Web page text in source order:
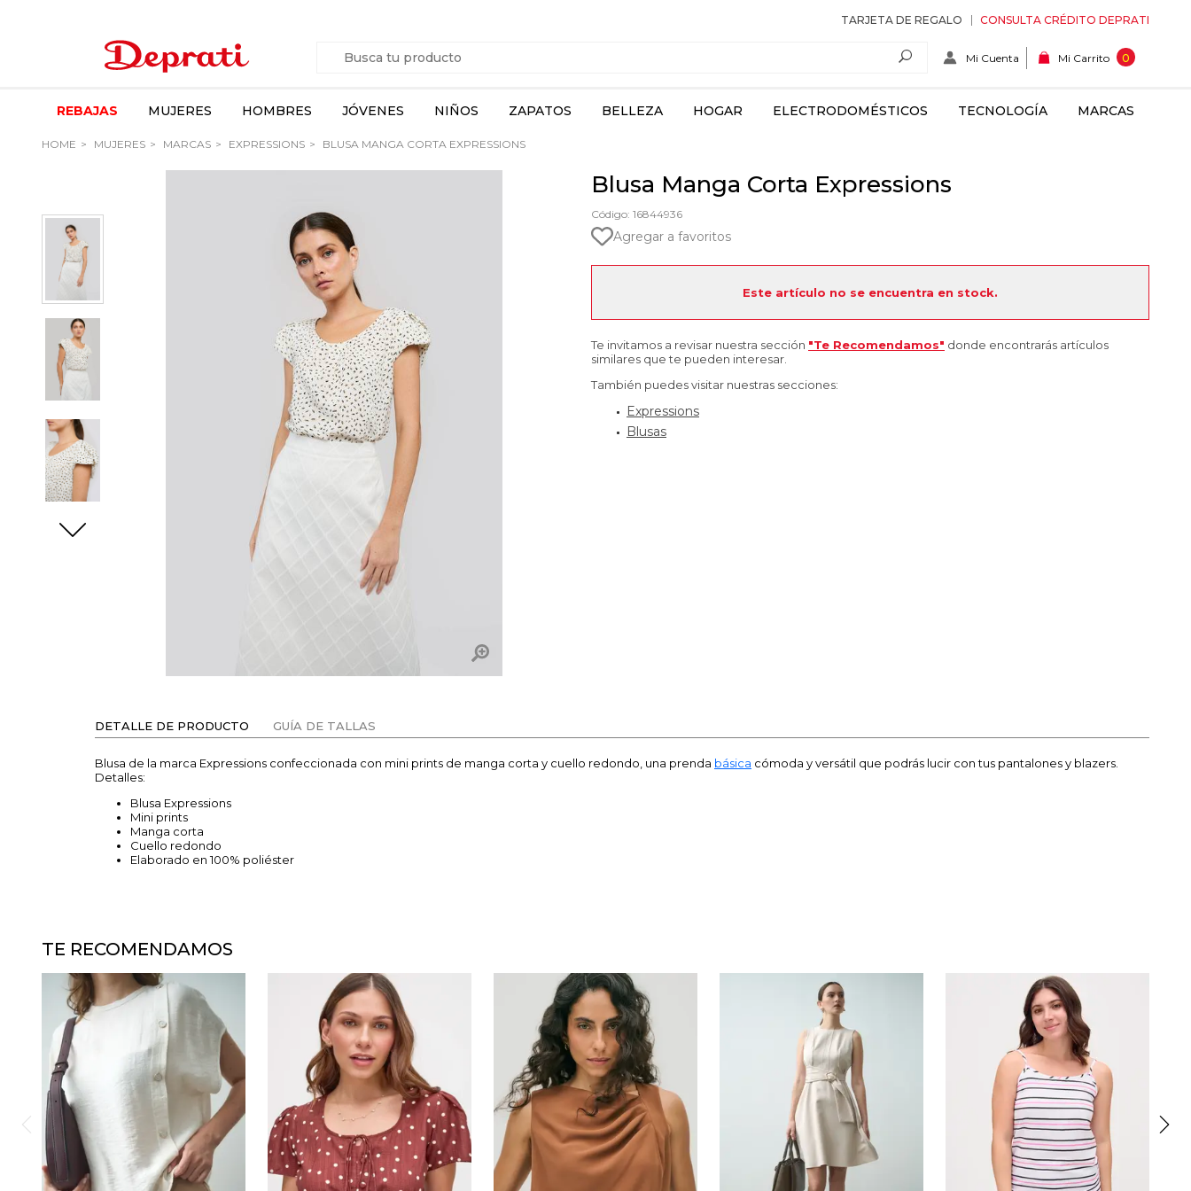
TARJETA DE REGALO CONSULTA CRÉDITO DEPRATI
Mi Cuenta Mi Carrito 0
REBAJAS MUJERES HOMBRES JÓVENES NIÑOS ZAPATOS BELLEZA HOGAR ELECTRODOMÉSTICOS TECNOLOGÍA MARCAS
HOME MUJERES MARCAS EXPRESSIONS BLUSA MANGA CORTA EXPRESSIONS
Blusa Manga Corta Expressions
Código: 16844936
Agregar a favoritos
Este artículo no se encuentra en stock.
Te invitamos a revisar nuestra sección "Te Recomendamos" donde encontrarás artículos
similares que te pueden interesar.
También puedes visitar nuestras secciones:
Expressions
Blusas
DETALLE DE PRODUCTO GUÍA DE TALLAS
Blusa de la marca Expressions confeccionada con mini prints de manga corta y cuello redondo, una prenda básica cómoda y versátil que podrás lucir con tus pantalones y blazers.
Detalles:
Blusa Expressions
Mini prints
Manga corta
Cuello redondo
Elaborado en 100% poliéster
TE RECOMENDAMOS